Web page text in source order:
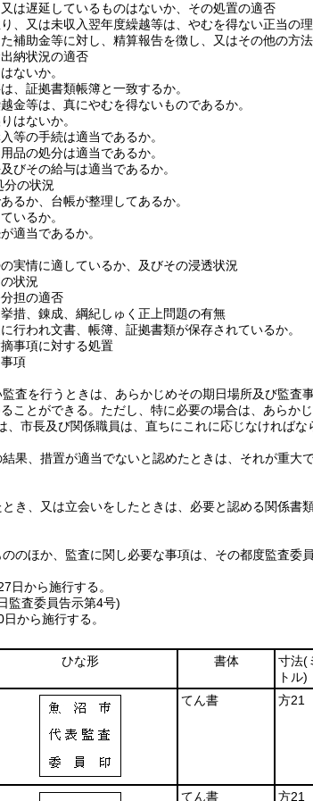
は遅延しているものはないか、その処置の適否
、又は未収入翌年度繰越等は、やむを得ない正当の理
補助金等に対し、精算報告を徴し、又はその他の方
納状況の適否
ないか。
、証拠書類帳簿と一致するか。
金等は、真にやむを得ないものであるか。
はないか。
等の手続は適当であるか。
品の処分は適当であるか。
びその給与は適当であるか。
の状況
るか、台帳が整理してあるか。
いるか。
適当であるか。
実情に適しているか、及びその浸透状況
状況
担の適否
措、錬成、綱紀しゅく正上問題の有無
行われ文書、帳簿、証拠書類が保存されているか。
事項に対する処置
項
査を行うときは、あらかじめその期日場所及び監
ことができる。 ただし、特に必要の場合は、あらか
、市長及び関係職員は、直ちにこれに応じなければな
果、措置が適当でないと認めたときは、それが重
き、又は立会いをしたときは、必要と認める関係
のほか、監査に関し必要な事項は、その都度監査委
日から施行する。
監査委員告示第4号)
から施行する。
ひな形 書体 寸法(
トル)
てん書 方21
てん書 方21